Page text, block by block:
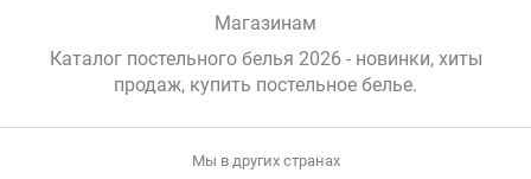
Магазинам
Каталог постельного белья 2026 - новинки, хиты
продаж, купить постельное белье.
Мы в других странах